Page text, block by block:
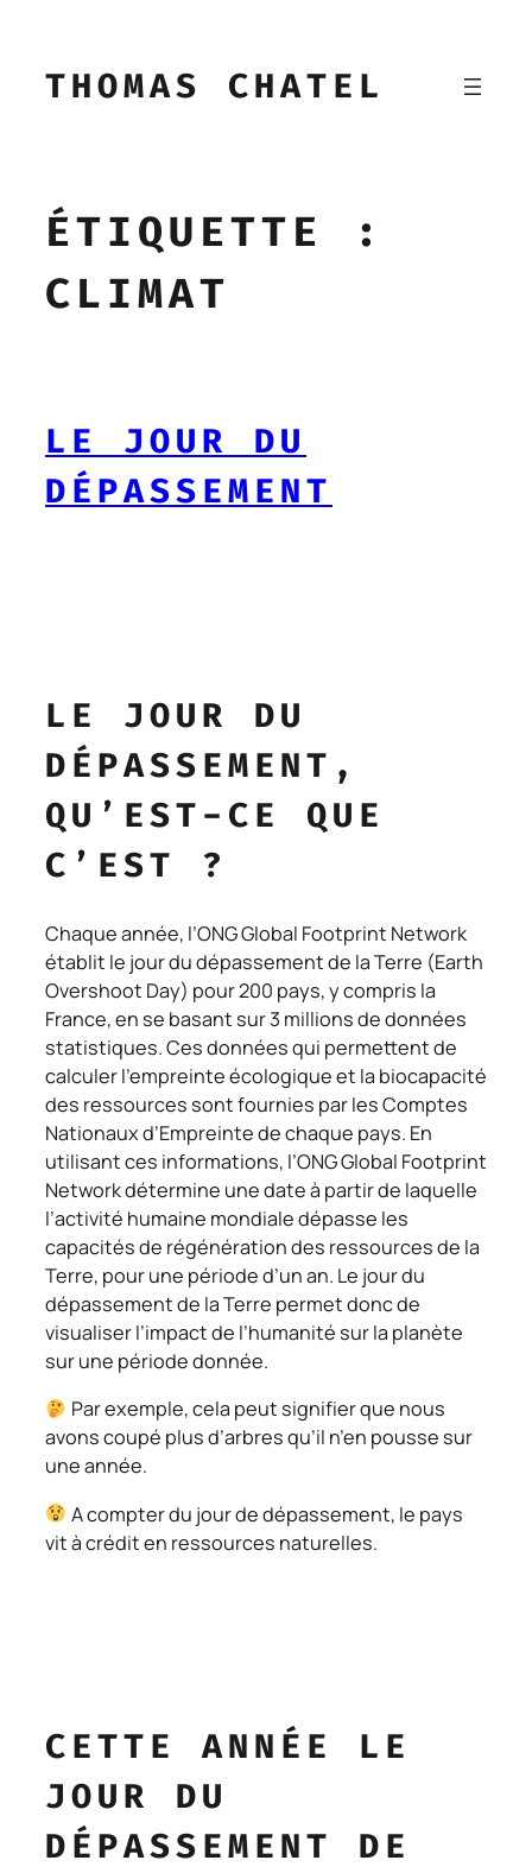
contenu
THOMAS CHATEL
ÉTIQUETTE :
CLIMAT
LE JOUR DU
DÉPASSEMENT
LE JOUR DU
DÉPASSEMENT,
QU’EST-CE QUE
C’EST ?
Chaque année, l’ONG Global Footprint Network
établit le jour du dépassement de la Terre (Earth
Overshoot Day) pour 200 pays, y compris la
France, en se basant sur 3 millions de données
statistiques. Ces données qui permettent de
calculer l’empreinte écologique et la biocapacité
des ressources sont fournies par les Comptes
Nationaux d’Empreinte de chaque pays. En
utilisant ces informations, l’ONG Global Footprint
Network détermine une date à partir de laquelle
l’activité humaine mondiale dépasse les
capacités de régénération des ressources de la
Terre, pour une période d’un an. Le jour du
dépassement de la Terre permet donc de
visualiser l’impact de l’humanité sur la planète
sur une période donnée.
Par exemple, cela peut signifier que nous
avons coupé plus d’arbres qu’il n’en pousse sur
une année.
A compter du jour de dépassement, le pays
vit à crédit en ressources naturelles.
CETTE ANNÉE LE
JOUR DU
DÉPASSEMENT DE